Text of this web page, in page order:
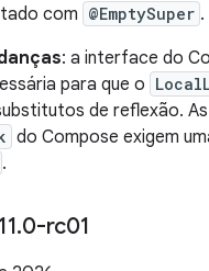
com @EmptySuper .
: a interface do
para que o
de reflexão.
do Compose exigem
.
11.0-rc01